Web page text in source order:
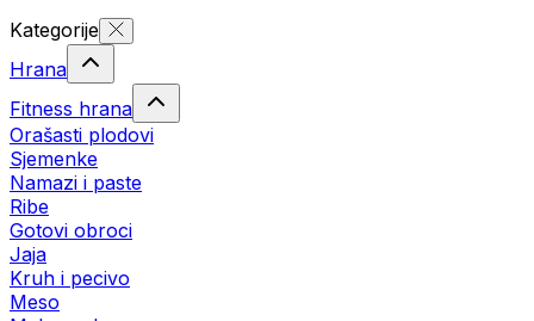
Kategorije
Hrana
Fitness hrana
Orašasti plodovi
Sjemenke
Namazi i paste
Ribe
Gotovi obroci
Jaja
Kruh i pecivo
Meso